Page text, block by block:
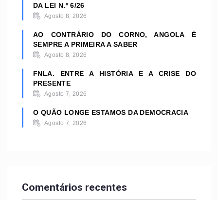
DA LEI N.º 6/26
Agosto 8, 2026
AO CONTRÁRIO DO CORNO, ANGOLA É
SEMPRE A PRIMEIRA A SABER
Agosto 8, 2026
FNLA. ENTRE A HISTÓRIA E A CRISE DO
PRESENTE
Agosto 7, 2026
O QUÃO LONGE ESTAMOS DA DEMOCRACIA
Agosto 7, 2026
Comentários recentes